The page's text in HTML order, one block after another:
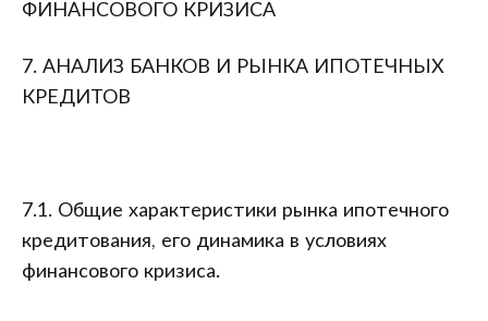
ФИНАНСОВОГО КРИЗИСА
7. АНАЛИЗ БАНКОВ И РЫНКА ИПОТЕЧНЫХ
КРЕДИТОВ
7.1. Общие характеристики рынка ипотечного
кредитования, его динамика в условиях
финансового кризиса.